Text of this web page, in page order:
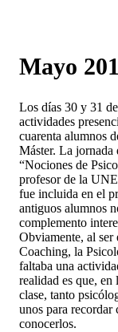
Mayo
Los días 30 y 31
actividades
cuarenta alumnos
Máster. La jornada
“Nociones de
profesor de la
fue incluida en el
antiguos alumnos
complemento
Obviamente, al ser
Coaching, la
faltaba una
realidad es que, en
clase, tanto
unos para recordar
conocerlos.